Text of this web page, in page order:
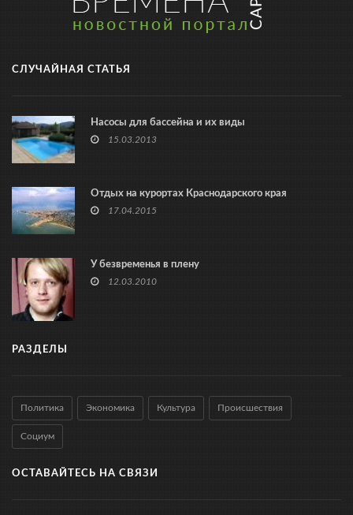
СЛУЧАЙНАЯ СТАТЬЯ
Насосы для бассейна и их виды
15.03.2013
Отдых на курортах Краснодарского края
17.04.2015
У безвременья в плену
12.03.2010
РАЗДЕЛЫ
Политика Экономика Культура Происшествия
Социум
ОСТАВАЙТЕСЬ НА СВЯЗИ